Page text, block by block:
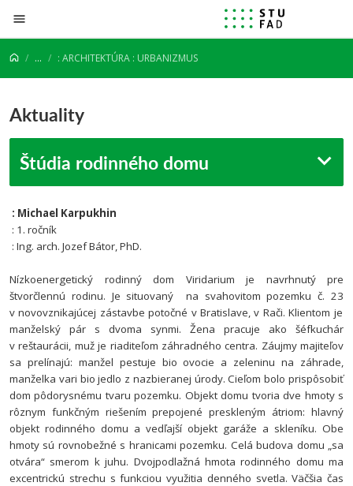
Prejsť na obsah
... : ARCHITEKTÚRA : URBANIZMUS
Aktuality
Štúdia rodinného domu
: Michael Karpukhin
: 1. ročník
: Ing. arch. Jozef Bátor, PhD.
Nízkoenergetický rodinný dom Viridarium je navrhnutý pre
štvorčlennú rodinu. Je situovaný na svahovitom pozemkuč. 23
v novovznikajúcej zástavbe potočné v Bratislave, v Rači. Klientom je
manželský pár s dvoma synmi. Žena pracuje ako šéfkuchár
v reštaurácii, muž je riaditeľom záhradného centra. Záujmy majiteľov
sa prelínajú: manžel pestuje bio ovocie a zeleninu na záhrade,
manželka vari bio jedlo z nazbieranej úrody. Cieľom bolo prispôsobiť
dom pôdorysnému tvaru pozemku. Objekt domu tvoria dve hmoty s
rôznym funkčným riešením prepojené preskleným átriom: hlavný
objekt rodinného domu a vedľajší objekt garáže a skleníku. Obe
hmoty sú rovnobežné s hranicami pozemku. Celá budova domu „sa
otvára“ smerom k juhu. Dvojpodlažná hmota rodinného domu ma
excentrickú strechu s funkciou využitia denného svetla. Väčšia čas